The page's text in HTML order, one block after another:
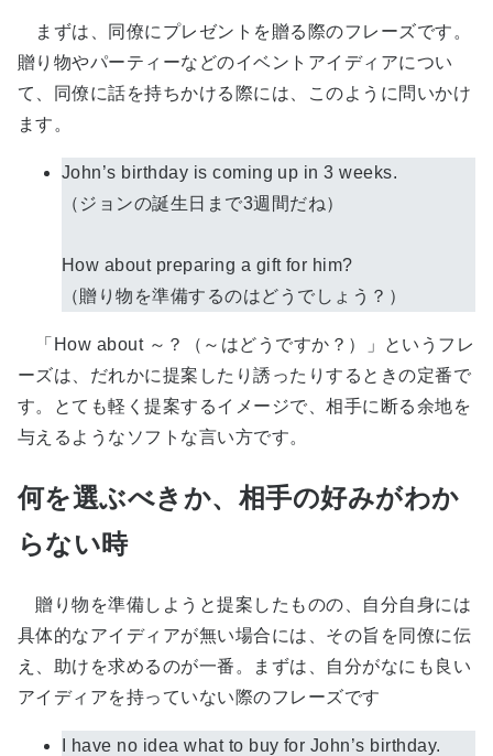
まずは、同僚にプレゼントを贈る際のフレーズです。
贈り物やパーティーなどのイベントアイディアについ
て、同僚に話を持ちかける際には、このように問いかけ
ます。
John’s birthday is coming up in 3 weeks.
（ジョンの誕生日まで3週間だね）
How about preparing a gift for him?
（贈り物を準備するのはどうでしょう？）
「How about ～？（～はどうですか？）」というフレ
ーズは、だれかに提案したり誘ったりするときの定番で
す。とても軽く提案するイメージで、相手に断る余地を
与えるようなソフトな言い方です。
何を選ぶべきか、相手の好みがわか
らない時
贈り物を準備しようと提案したものの、自分自身には
具体的なアイディアが無い場合には、その旨を同僚に伝
え、助けを求めるのが一番。まずは、自分がなにも良い
アイディアを持っていない際のフレーズです
I have no idea what to buy for John’s birthday.